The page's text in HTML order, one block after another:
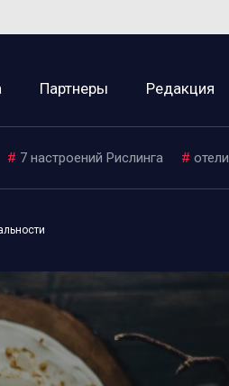
Партнеры Редакция
# 7 настроений Рислинга # отели